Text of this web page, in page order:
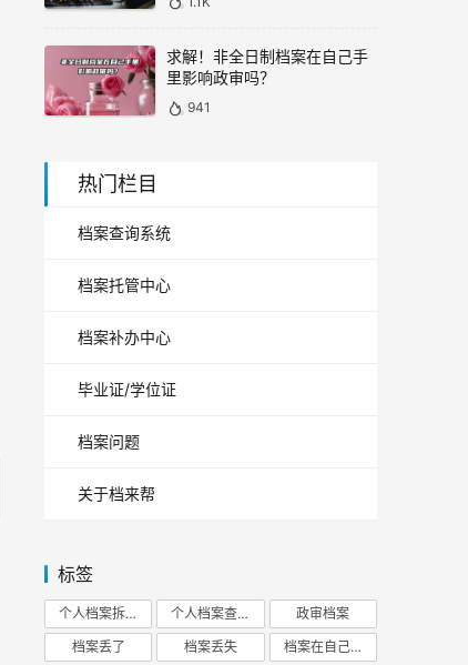
求解！非全日制档案在自己手
里影响政审吗？
941
热门栏目
档案查询系统
档案托管中心
档案补办中心
毕业证/学位证
档案问题
关于档来帮
标签
个人档案拆开 个人档案查询 政审档案
档案丢了 档案丢失 档案在自己手里